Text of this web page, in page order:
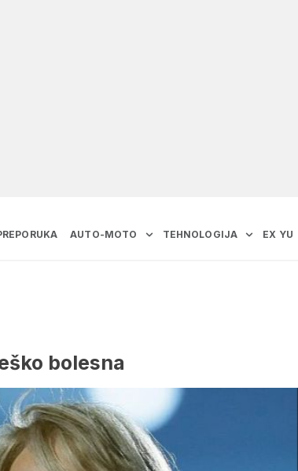
AUTO-MOTO TEHNOLOGIJA EX YU
bolesna